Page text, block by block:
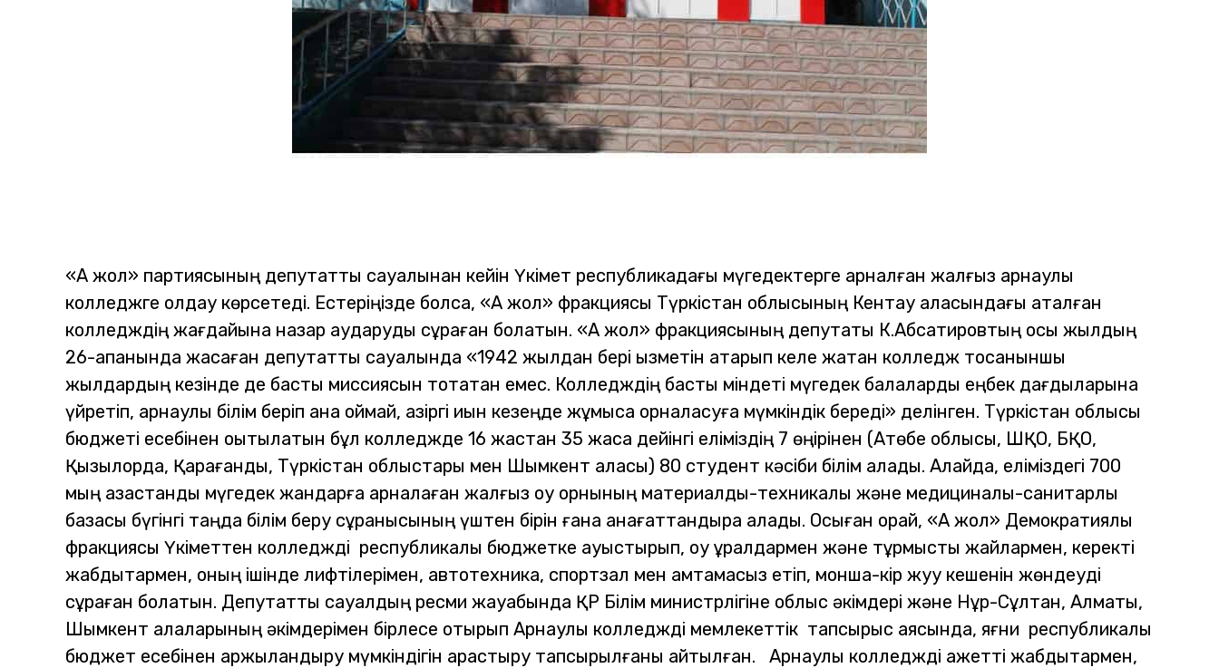
«Ақ жол» партиясының депутаттық сауалынан кейін Үкімет республикадағы мүгедектерге арналған жалғыз арнаулы
колледжге қолдау көрсетеді. Естеріңізде болса, «Ақ жол» фракциясы Түркістан облысының Кентау қаласындағы аталған
колледждің жағдайына назар аударуды сұраған болатын. «Ақ жол» фракциясының депутаты К.Абсатировтың осы жылдың
26-ақпанында жасаған депутаттық сауалында «1942 жылдан бері қызметін атқарып келе жатқан колледж тоқсаныншы
жылдардың кезінде де басты миссиясын тоқтатқан емес. Колледждің басты міндеті мүгедек балаларды еңбек дағдыларына
үйретіп, арнаулы білім беріп қана қоймай, қазіргі қиын кезеңде жұмысқа орналасуға мүмкіндік береді» делінген. Түркістан облысы
бюджеті есебінен оқытылатын бұл колледжде 16 жастан 35 жасқа дейінгі еліміздің 7 өңірінен (Ақтөбе облысы, ШҚО, БҚО,
Қызылорда, Қарағанды, Түркістан облыстары мен Шымкент қаласы) 80 студент кәсіби білім алады. Алайда, еліміздегі 700
мың қазақстандық мүгедек жандарға арналаған жалғыз оқу орнының материалдық-техникалық және медициналық-санитарлық
базасы бүгінгі таңда білім беру сұранысының үштен бірін ғана қанағаттандыра алады. Осыған орай, «Ақ жол» Демократиялық
фракциясы Үкіметтен колледжді республикалық бюджетке ауыстырып, оқу құралдармен және тұрмыстық жайлармен, керекті
жабдықтармен, оның ішінде лифтілерімен, автотехника, спортзал мен қамтамасыз етіп, монша-кір жуу кешенін жөндеуді
сұраған болатын. Депутаттық сауалдың ресми жауабында ҚР Білім министрлігіне облыс әкімдері және Нұр-Сұлтан, Алматы,
Шымкент қалаларының әкімдерімен бірлесе отырып Арнаулы колледжді мемлекеттік тапсырыс аясында, яғни республикалық
бюджет есебінен қаржыландыру мүмкіндігін қарастыру тапсырылғаны айтылған.
Арнаулы колледжді қажетті жабдықтармен,